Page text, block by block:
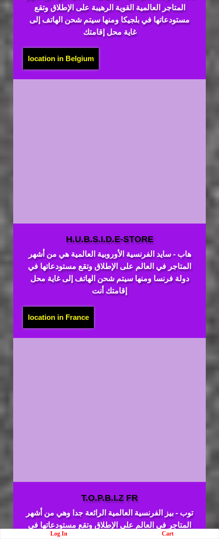
المتاجر العالمية القوية الرهيبة على الإطلاق وتقع
مستودعاتها في بلجيكا ومنها سيتم شحن الهاتف إلى
غاية محل إقامتك
location in Belgium
H.U.B.S.I.D.E-STORE
هاب - سايد الفرنسية الأوروبية العالمية هي من أشهر
المتاجر في العالم على الإطلاق وتقع مستودعاتها في
دولة فرنسا ومنها سيتم شحن الهاتف إلى غاية محل
إقامتك أنت
location in France
T.O.P.B.I.Z FR
توب - بيز الفرنسية العالمية الرائعة جدا وهي من أشهر
المتاجر في العالم على الإطلاق وتقع مستودعاتها في
دولة فرنسا ومنها سيتم شحن الهاتف إلى غاية محل
Log In Cart